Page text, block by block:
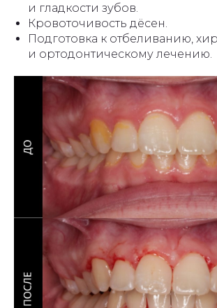
и гладкости зубов.
Кровоточивость дёсен.
Подготовка к отбеливанию,
и ортодонтическому лечению.